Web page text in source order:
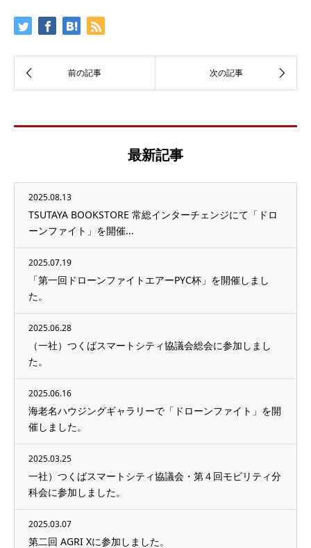
最新記事
2025.08.13
TSUTAYA BOOKSTORE 常総インターチェンジにて「ドロ
ーンファイト」を開催...
2025.07.19
「第一回ドローンファイトエアーPYC杯」を開催しまし
た。
2025.06.28
（一社）つくばスマートシティ協議会総会に参加しまし
た。
2025.06.16
海老名ハウジングギャラリーで「ドローンファイト」を開
催しました。
2025.03.25
一社）つくばスマートシティ協議会・第４回モビリティ分
科会に参加しました。
2025.03.07
第二回 AGRI Xに参加しました。